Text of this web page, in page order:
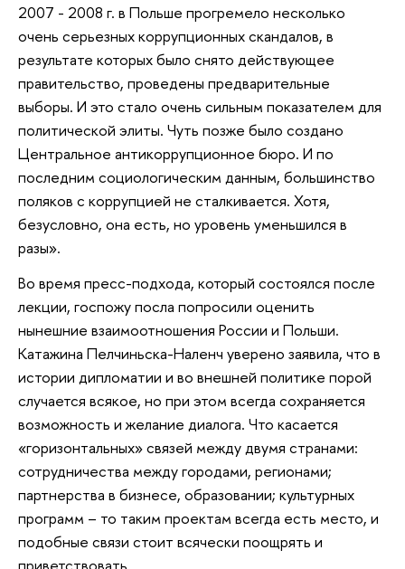
2007 - 2008 г. в Польше прогремело несколько
очень серьезных коррупционных скандалов, в
результате которых было снято действующее
правительство, проведены предварительные
выборы. И это стало очень сильным показателем для
политической элиты. Чуть позже было создано
Центральное антикоррупционное бюро. И по
последним социологическим данным, большинство
поляков с коррупцией не сталкивается. Хотя,
безусловно, она есть, но уровень уменьшился в
разы».
Во время пресс-подхода, который состоялся после
лекции, госпожу посла попросили оценить
нынешние взаимоотношения России и Польши.
Катажина Пелчиньска-Наленч уверено заявила, что в
истории дипломатии и во внешней политике порой
случается всякое, но при этом всегда сохраняется
возможность и желание диалога. Что касается
«горизонтальных» связей между двумя странами:
сотрудничества между городами, регионами;
партнерства в бизнесе, образовании; культурных
программ – то таким проектам всегда есть место, и
подобные связи стоит всячески поощрять и